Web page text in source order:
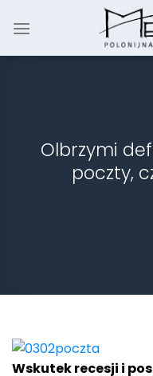
Olbrzymi
poczty,
Wskutek recesji i